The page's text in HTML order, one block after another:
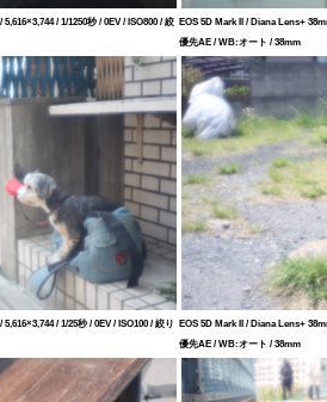
/ 1/1250秒 / 0EV / ISO800 / 絞 EOS 5D Mark II / Diana Lens+
優先AE / WB:オート / 38mm
/ 1/25秒 / 0EV / ISO100 / 絞り
EOS 5D Mark II / Diana Lens+
優先AE / WB:オート / 38mm